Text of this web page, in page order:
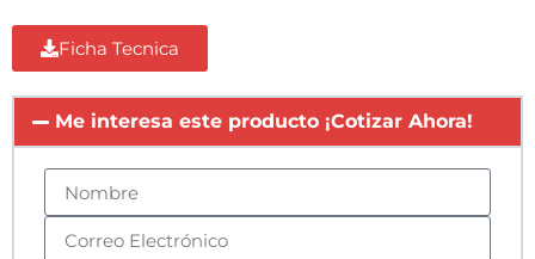
Ficha Tecnica
Me interesa este producto ¡Cotizar Ahora!